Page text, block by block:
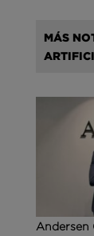
MÁS
Andersen